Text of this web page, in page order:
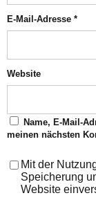
E-Mail-Adresse *
Website
Name, E-Mail-
meinen nächsten
Mit der
Speicherung
Website